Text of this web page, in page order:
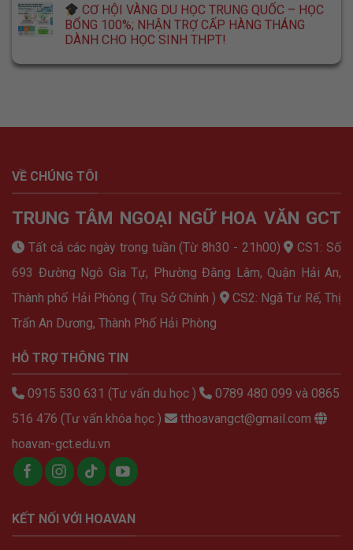
CƠ HỘI VÀNG DU HỌC TRUNG QUỐC – HỌC
BỔNG 100%; NHẬN TRỢ CẤP HÀNG THÁNG
DÀNH CHO HỌC SINH THPT!
VỀ CHÚNG TÔI
TRUNG TÂM NGOẠI NGỮ HOA VĂN GCT
Tất cả các ngày trong tuần (Từ 8h30 - 21h00)
CS1: Số
693 Đường Ngô Gia Tự, Phường Đằng Lâm, Quận Hải An,
Thành phố Hải Phòng ( Trụ Sở Chính )
CS2: Ngã Tư Rế, Thị
Trấn An Dương, Thành Phố Hải Phòng
HỖ TRỢ THÔNG TIN
0915 530 631 (Tư vấn du học )
0789 480 099 và 0865
516 476 (Tư vấn khóa học )
tthoavangct@gmail.com
hoavan-gct.edu.vn
KẾT NỐI VỚI HOAVAN